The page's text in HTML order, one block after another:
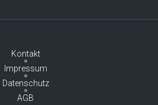
Kontakt
Impressum
Datenschutz
AGB